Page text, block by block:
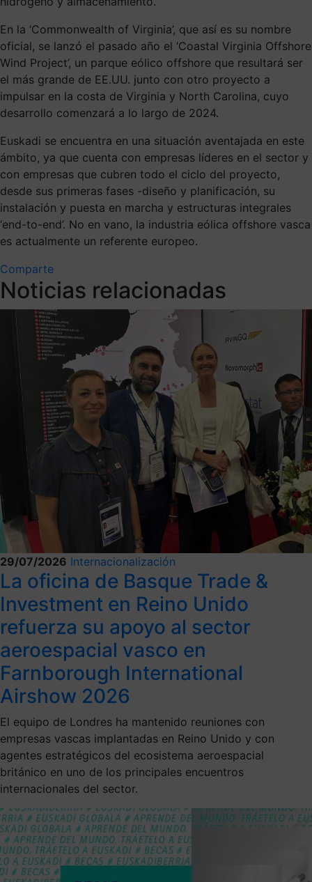
En la ‘Commonwealth of Virginia’, que así es su nombre
oficial, se lanzó el pasado año el ‘Coastal Virginia Offshore
Wind Project’, un parque eólico offshore que resultará ser
el más grande de EE.UU. junto con otro proyecto a
impulsar en la costa de Virginia y North Carolina, cuyo
desarrollo comenzará a lo largo de 2024.
Euskadi se encuentra en una situación aventajada en este
ámbito, ya que cuenta con empresas líderes en el sector y
con empresas que cubren todo el ciclo del proyecto,
desde sus primeras fases -diseño y planificación, su
instalación y puesta en marcha y estructuras integrales
‘end-to-end’. No en vano, la industria eólica offshore vasca
es actualmente un referente europeo.
Comparte
Noticias relacionadas
29/07/2026 Internacionalización
La oficina de Basque Trade &
Investment en Reino Unido
refuerza su apoyo al sector
aeroespacial vasco en
Farnborough International
Airshow 2026
El equipo de Londres ha mantenido reuniones con
empresas vascas implantadas en Reino Unido y con
agentes estratégicos del ecosistema aeroespacial
británico en uno de los principales encuentros
internacionales del sector.